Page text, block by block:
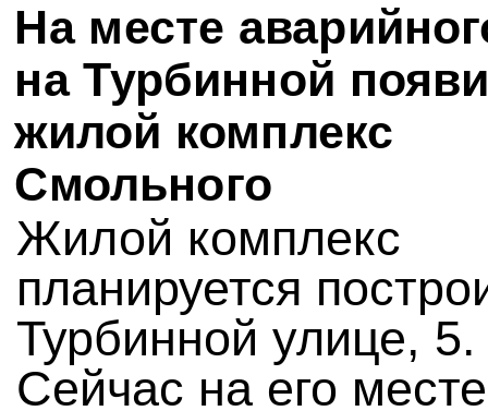
На месте
на Турбинной
жилой комплекс
Смольного
Жилой комплекс
планируется
Турбинной улице, 5.
Сейчас на его месте